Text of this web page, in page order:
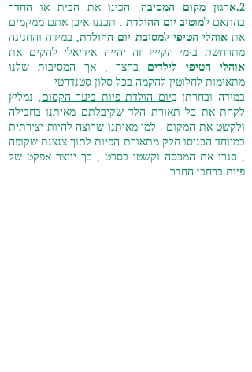
2.ארגון מקום המסיבה
: הכינו את הבית או החדר
בהתאם למוטיב יום ההולדת . תכננו איכן אתם ממקמים
אתאוהלי הטיפי למסיבת יום ההולדת, במידה והחגיגה
מתרחשת בימי הקייץ זה יהייה אידיאלי להקים את
אוהלי הטיפי לילדים בחצר , אך המסיבות שלנו
מתאימות לחלוטין להקמה בכל סלון סטנדרטי
במידה ובחרתן ביום הולדת פיות ביער הקסום , נמליץ
לקחת את כל תאורת הלד שקיבלתם מאיתנו בחבילה
ולקשט את המקום . למי מאיתנו שרוצה להיות יצירתית
במיוחד הכניסו חלק מתאורת הפיות לתוך צנצנת שקופה
, סגרו את המכסה וקשטו בסרט , כך יווצר אפקט של
פיות ברחבי החדר.